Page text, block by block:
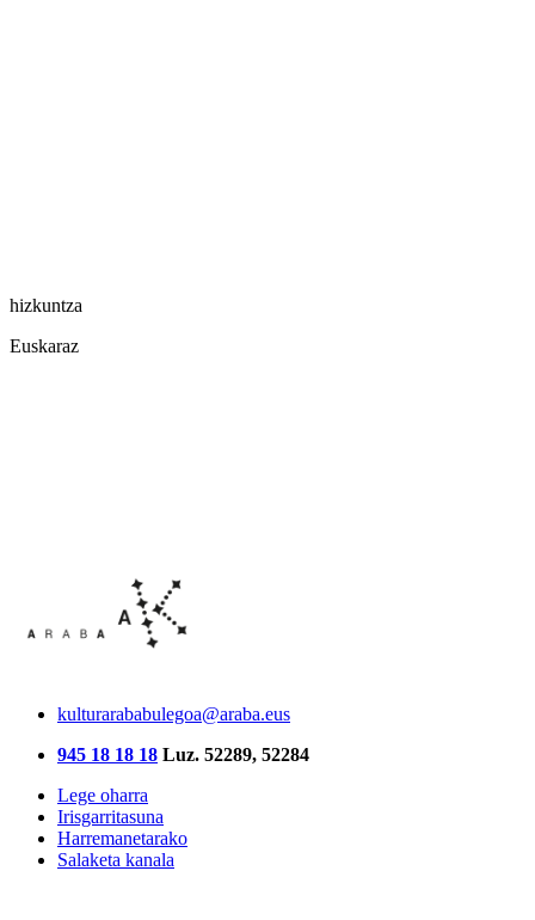
hizkuntza
Euskaraz
kulturarababulegoa@araba.eus
945 18 18 18 Luz. 52289, 52284
Lege oharra
Irisgarritasuna
Harremanetarako
Salaketa kanala